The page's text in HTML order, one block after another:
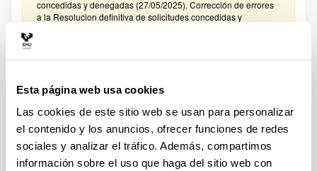
Esta página web usa cookies
Las cookies de este sitio web se usan para personalizar
el contenido y los anuncios, ofrecer funciones de redes
sociales y analizar el tráfico. Además, compartimos
información sobre el uso que haga del sitio web con
concedidas y denegadas (27/05/2025). Corrección de errores
a la Resolucion definitiva de solicitudes concedidas y
CONVOCATORIA PROYECTOS DE COLABORACIÓN
Plazo de presentación cerrado: 15/01/2025 - 05/02/2025
El plazo para presentar solicitudes finaliza el 5 de febrero de
2025 a las 14:00. Hasta el 27 de enero de 2025: Para
manifestar el interés en participar en la convocatoria. Hasta el
31 de enero de 2025: Para la remisión a
convocatoriasestatales.dgi@ehu.es del ANEXO